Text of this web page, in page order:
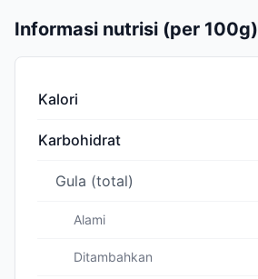
Informasi nutrisi (per 100g)
Kalori
Karbohidrat
Gula (total)
Alami
Ditambahkan